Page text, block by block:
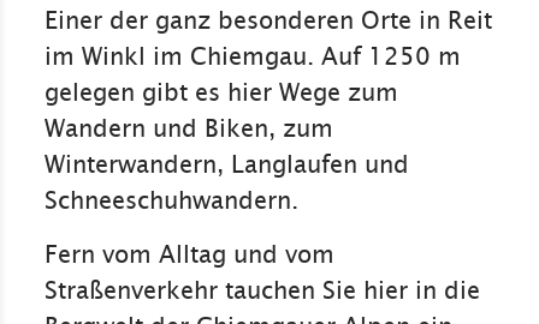
Einer der ganz besonderen Orte in Reit
im Winkl im Chiemgau. Auf 1250 m
gelegen gibt es hier Wege zum
Wandern und Biken, zum
Winterwandern, Langlaufen und
Schneeschuhwandern.
Fern vom Alltag und vom
Straßenverkehr tauchen Sie hier in die